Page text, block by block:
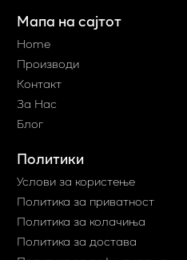
Мапа на сајтот
Home
Производи
Контакт
За Нас
Блог
Политики
Услови за користење
Политика за приватност
Политика за колачиња
Политика за достава